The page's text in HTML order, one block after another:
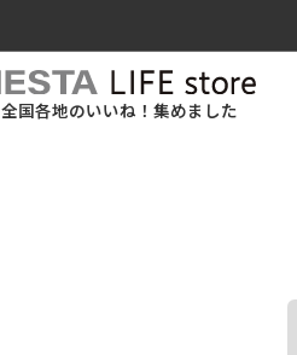
全国各地のいいね！集めました